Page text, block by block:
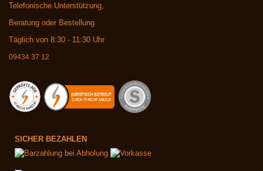
Telefonische Unterstützung,
Beratung oder Bestellung
Täglich von 8:30 - 11:30 Uhr
09434 37 12
SICHER BEZAHLEN